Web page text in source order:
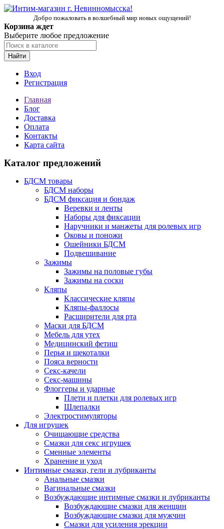
Добро пожаловать в волшебный мир новых ощущений!
Корзина ждет
Выберите любое предложение
Найти
Вход
Регистрация
Главная
Блог
Доставка
Оплата
Контакты
Карта сайта
Каталог предложений
БДСМ товары
БДСМ наборы
БДСМ фиксация и бондаж
Веревки и ленты
Наборы для фиксации
Наручники и манжеты для ролевых игр
Оковы и поножи
Ошейники БДСМ
Подвешивание
Зажимы
Зажимы на половые губы
Зажимы на соски
Кляпы
Классические кляпы
Кляпы-фаллосы
Расширители для рта
Маски для БДСМ
Мебель для утех
Медицинский фетиш
Перья и щекоталки
Пояса верности
Секс-качели
Секс-машины
Флоггеры и ударные
Плети и плетки для ролевых игр
Шлепалки
Электростимуляторы
Для игрушек
Очищающие средства
Смазки для секс игрушек
Сменные элементы
Хранение и уход
Интимные смазки, гели и лубриканты
Анальные смазки
Вагинальные смазки
Возбуждающие интимные смазки и лубриканты
Возбуждающие смазки для женщин
Возбуждающие смазки для мужчин
Смазки для усиления эрекции